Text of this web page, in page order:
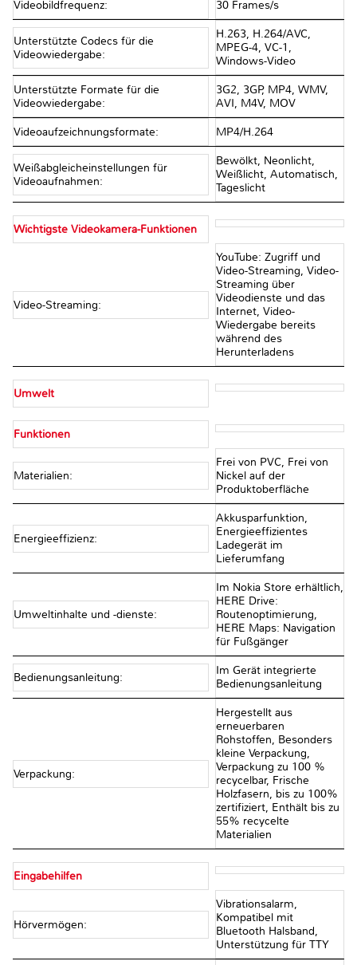
Videobildfrequenz: 30 Frames/s
Unterstützte Codecs für die
Videowiedergabe:
H.263, H.264/AVC,
MPEG-4, VC-1,
Windows-Video
Unterstützte Formate für die
Videowiedergabe:
3G2, 3GP, MP4, WMV,
AVI, M4V, MOV
Videoaufzeichnungsformate: MP4/H.264
Weißabgleicheinstellungen für
Videoaufnahmen:
Bewölkt, Neonlicht,
Weißlicht, Automatisch,
Tageslicht
Wichtigste Videokamera-Funktionen
Video-Streaming:
YouTube: Zugriff und
Video-Streaming, Video-
Streaming über
Videodienste und das
Internet, Video-
Wiedergabe bereits
während des
Herunterladens
Umwelt
Funktionen
Materialien:
Frei von PVC, Frei von
Nickel auf der
Produktoberfläche
Energieeffizienz:
Akkusparfunktion,
Energieeffizientes
Ladegerät im
Lieferumfang
Umweltinhalte und -dienste:
Im Nokia Store erhältlich,
HERE Drive:
Routenoptimierung,
HERE Maps: Navigation
für Fußgänger
Bedienungsanleitung:
Im Gerät integrierte
Bedienungsanleitung
Verpackung:
Hergestellt aus
erneuerbaren
Rohstoffen, Besonders
kleine Verpackung,
Verpackung zu 100 %
recycelbar, Frische
Holzfasern, bis zu 100%
zertifiziert, Enthält bis zu
55% recycelte
Materialien
Eingabehilfen
Hörvermögen:
Vibrationsalarm,
Kompatibel mit
Bluetooth Halsband,
Unterstützung für TTY